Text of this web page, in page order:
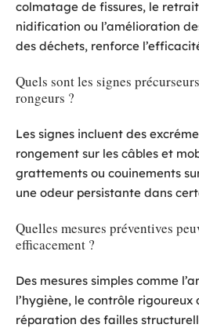
colmatage de fissures, le
nidification ou l’amélioration
des déchets, renforce
Quels sont les signes
rongeurs ?
Les signes incluent des
rongement sur les câbles et
grattements ou couinements
une odeur persistante dans
Quelles mesures préventives
efficacement ?
Des mesures simples comme
l’hygiène, le contrôle rigoureux
réparation des failles